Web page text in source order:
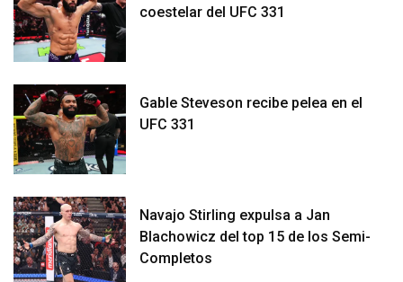
coestelar del UFC 331
Gable Steveson recibe pelea en el
UFC 331
Navajo Stirling expulsa a Jan
Blachowicz del top 15 de los Semi-
Completos